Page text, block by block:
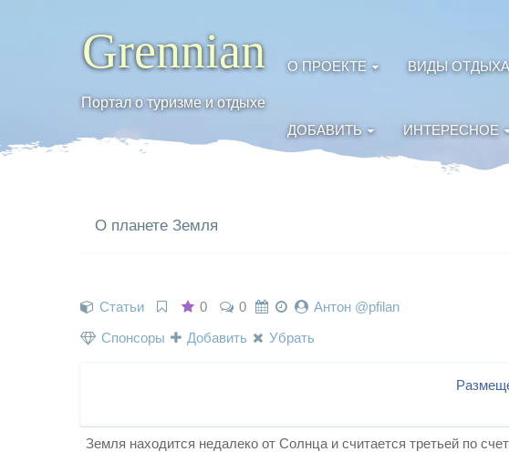
Grennian
Портал о туризме и отдыхе
О ПРОЕКТЕ ВИДЫ ОТДЫХА
ДОБАВИТЬ ИНТЕРЕСНОЕ
О планете Земля
Статьи 0 0
Антон @pfilan
Спонсоры
Добавить Убрать
Земля находится недалеко от Солнца и считается третьей по